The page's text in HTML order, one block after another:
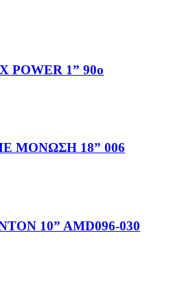
POWER 1” 90o
ΜΟΝΩΣΗ 18” 006
10” AMD096-030